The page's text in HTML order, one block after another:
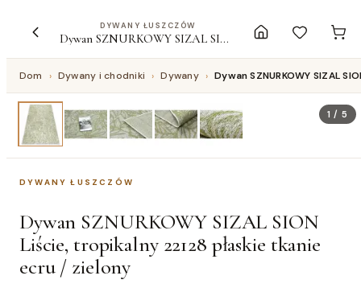
DYWANY ŁUSZCZÓW
Dywan SZNURKOWY SIZAL SION Liście, tropikalny 22128 płaskie tkanie ecru / zielony
Dom › Dywany i chodniki › Dywany › Dywan SZNURKOWY SIZAL
1 /5
DYWANY ŁUSZCZÓW
Dywan SZNURKOWY SIZAL SION
Liście, tropikalny 22128 płaskie tkanie
ecru / zielony